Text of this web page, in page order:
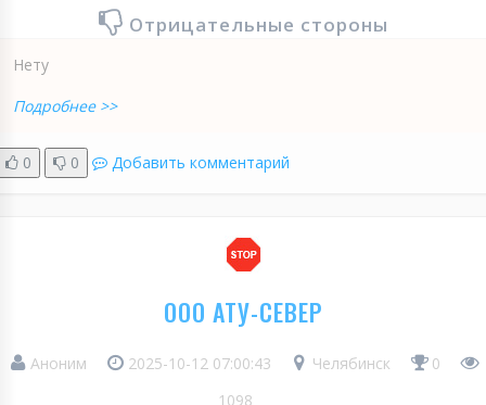
Отрицательные стороны
Нету
Подробнее >>
0 0 Добавить комментарий
ООО АТУ-СЕВЕР
Аноним 2025-10-12 07:00:43 Челябинск
0
1098